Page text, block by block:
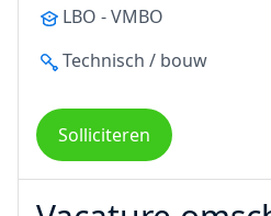
LBO - VMBO
Technisch / bouw
Solliciteren